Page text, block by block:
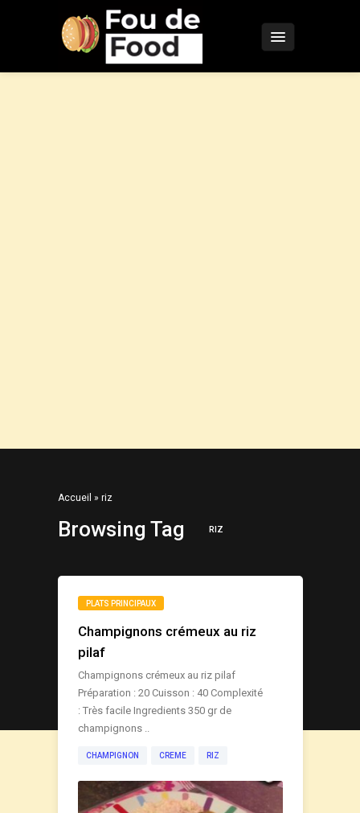
Accueil » riz
Browsing Tag RIZ
PLATS PRINCIPAUX
Champignons crémeux au riz
pilaf
Champignons crémeux au riz pilaf
Préparation : 20 Cuisson : 40 Complexité
: Très facile Ingredients 350 gr de
champignons ..
CHAMPIGNON CREME RIZ